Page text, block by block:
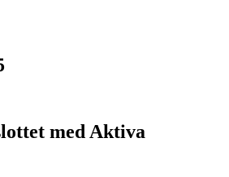
med Aktiva